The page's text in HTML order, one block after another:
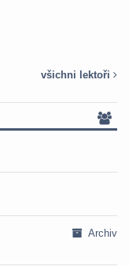
všichni lektoři
Archiv